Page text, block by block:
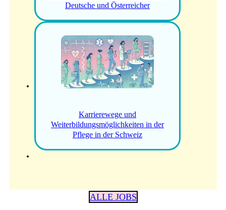
Deutsche und Österreicher
Karrierewege und
Weiterbildungsmöglichkeiten in der
Pflege in der Schweiz
ALLE JOBS